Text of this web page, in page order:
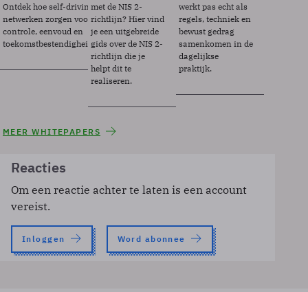
Ontdek hoe self-driving
netwerken zorgen voor
controle, eenvoud en
toekomstbestendigheid.
met de NIS 2-
richtlijn? Hier vind
je een uitgebreide
gids over de NIS 2-
richtlijn die je
helpt dit te
realiseren.
werkt pas echt als
regels, techniek en
bewust gedrag
samenkomen in de
dagelijkse
praktijk.
MEER WHITEPAPERS
Reacties
Om een reactie achter te laten is een account
vereist.
Inloggen Word abonnee